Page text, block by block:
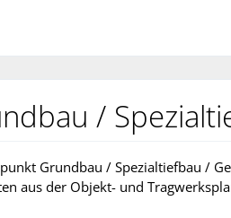
/
Grundbau / Spezialtiefbau /
aus der Objekt- und